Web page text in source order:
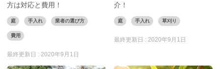
方は対応と費用！
庭 手入れ 業者の選び方
費用
最終更新日 : 2020年9月1日
介！
庭 手入れ 草刈り
最終更新日 : 2020年9月1日